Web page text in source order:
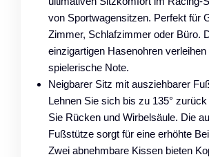
von Sportwagensitzen. Perfekt für
Zimmer, Schlafzimmer oder Büro.
einzigartigen Hasenohren verleihen
spielerische Note.
Neigbarer Sitz mit ausziehbarer
Lehnen Sie sich bis zu 135°
Sie Rücken und Wirbelsäule. Die
Fußstütze sorgt für eine erhöhte
Zwei abnehmbare Kissen bieten